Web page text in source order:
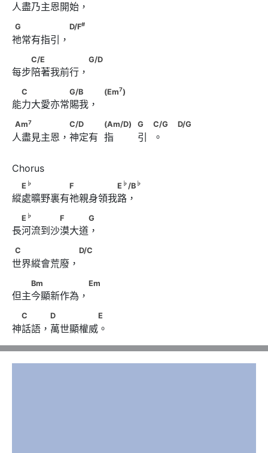
人盡乃主恩開始，
G　　　　　 D/F
G D/F#
祂常有指引，
C/E　　　　　 G/D
C/E G/D
每步陪著我前行，
C　　　　　G/B　　             (Em
C G/B (Em7)
能力大愛亦常賜我，
Am7 C/D　　　            (Am/D)
G
C/G                               D/G
Am7 C/D (Am/D) G C/G D/G
人盡見主恩，神定有  指        引  。
E ♭ F　　　　　E
E ♭ F E ♭ /B ♭
縱處曠野裏有祂親身領我路，
E ♭ F　　　G
E ♭ F G
長河流到沙漠大道，
C　　　　　　 D/C
C D/C
世界縱會荒廢，
Bm　　　　　 Em
Bm Em
但主今顯新作為，
C　　 D　　　　　E
C D E
神話語，萬世顯權威。